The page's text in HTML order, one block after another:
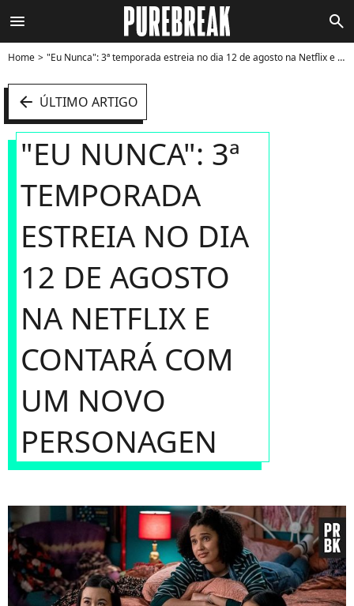
menu search
Home "Eu Nunca": 3ª temporada estreia no dia 12 de agosto na Netflix e contará com um novo personagen - Foto
arrow_left ÚLTIMO ARTIGO
"EU NUNCA": 3ª
TEMPORADA
ESTREIA NO DIA
12 DE AGOSTO
NA NETFLIX E
CONTARÁ COM
UM NOVO
PERSONAGEN